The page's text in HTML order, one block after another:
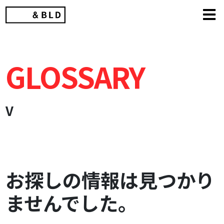
Skip
content
GLOSSARY
V
お探しの情報は見つかり
ませんでした。